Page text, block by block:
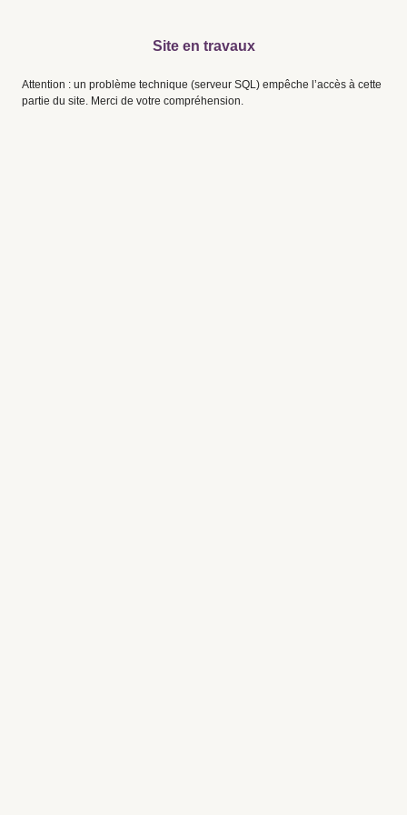
Site en travaux
Attention : un problème technique (serveur SQL) empêche l’accès à cette
partie du site. Merci de votre compréhension.